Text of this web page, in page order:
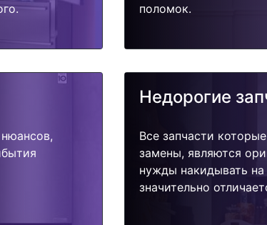
поломок.
Недорогие
Все запчасти
замены, являются
нужды накидывать
значительно